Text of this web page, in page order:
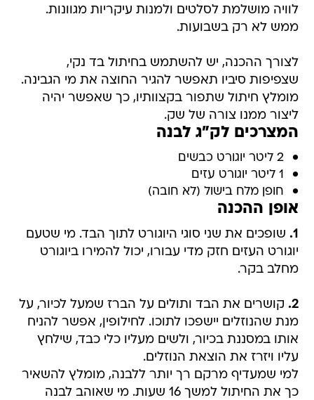
לוויה מושלמת לסלטים ולמנות עיקריות מגוונות.
ממש לא רק בשבועות.
לצורך ההכנה, יש להשתמש בחיתול בד נקי,
שצפיפות סיביו תאפשר להגיר החוצה את מי הגבינה.
מומלץ חיתול שתפור בקצוותיו, כך שאפשר יהיה
ליצור ממנו צורה של שק.
המצרכים לק"ג לבנה
2 ליטר יוגורט כבשים
1 ליטר יוגורט עזים
חופן מלח בישול (לא חובה)
אופן ההכנה
1. שופכים את שני סוגי היוגורט לתוך הבד. מי שטעם
יוגורט העזים חזק מדי עבורו, יכול להמירו ביוגורט
מחלב בקר.
2. קושרים את הבד ותולים על הברז שמעל לכיור, על
מנת שהנוזלים יישפכו לתוכו. לחילופין, אפשר להניח
אותו במסננת בכיור, ולשים מעליו כלי כבד, שילחץ
עליו ויזרז את הוצאת הנוזלים.
למי שמעדיף מרקם רך יותר ללבנה, מומלץ להשאיר
כך את החיתול למשך 16 שעות. מי שאוהב לבנה